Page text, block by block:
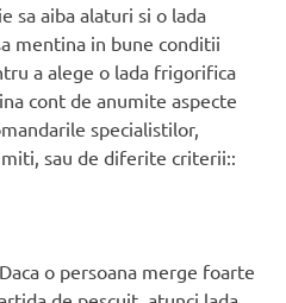
sa aiba alaturi si o lada
mentina in bune conditii
a alege o lada frigorifica
cont de anumite aspecte
specialistilor,
sau de diferite criterii::
o persoana merge foarte